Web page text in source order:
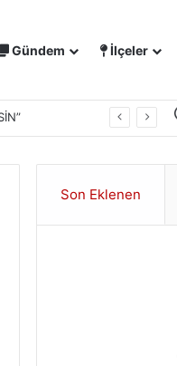
Gündem İlçeler
Son Eklenen